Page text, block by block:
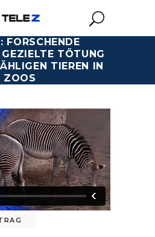
FORSCHENDE
GEZIELTE TÖTUNG
TIEREN IN
ZOOS